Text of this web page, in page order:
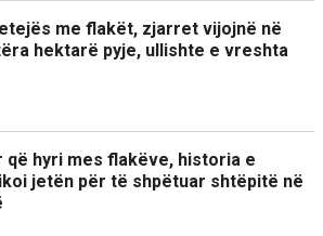
me flakët, zjarret vijojnë në
hektarë pyje, ullishte e vreshta
që hyri mes flakëve, historia e
jetën për të shpëtuar shtëpitë në